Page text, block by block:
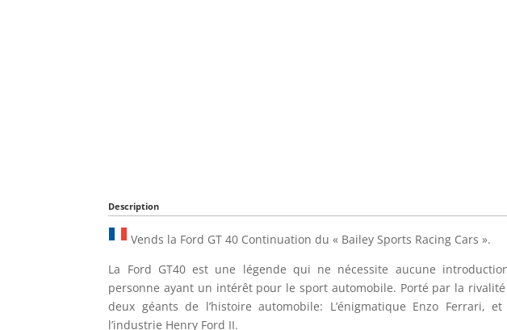
Description
Vends la Ford GT 40 Continuation du « Bailey Sports Racing Cars ».
La Ford GT40 est une légende qui ne nécessite aucune
personne ayant un intérêt pour le sport automobile. Porté par la
deux géants de l’histoire automobile: L’énigmatique Enzo Ferrari,
l’industrie Henry Ford II.